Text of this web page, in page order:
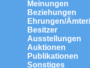
Meinungen
Beziehungen
Ehrungen/
Besitzer
Ausstellungen
Auktionen
Publikationen
Sonstiges